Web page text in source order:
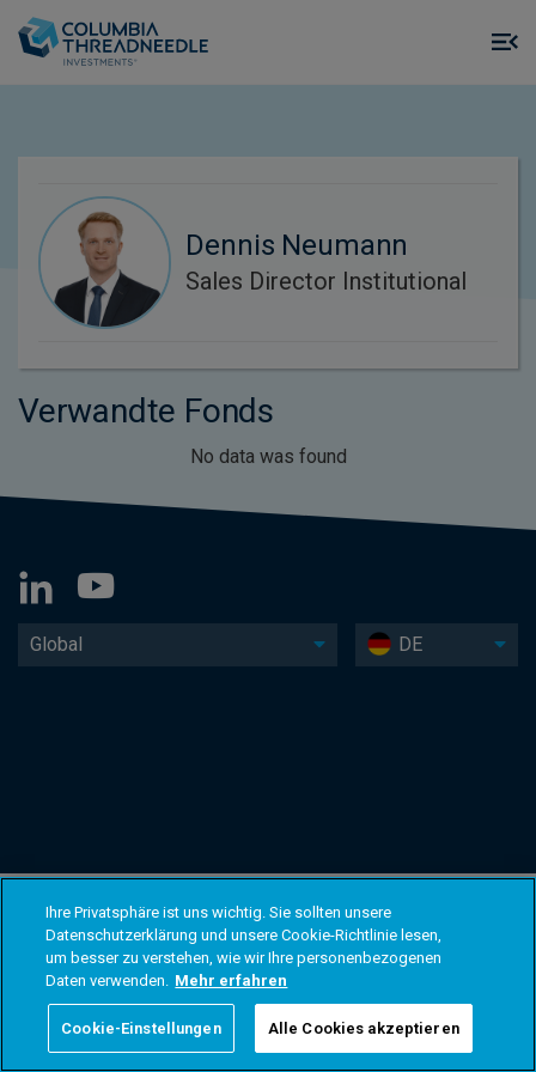
Dennis Neumann
Sales Director Institutional
Verwandte Fonds
No data was found
Global DE
Ihre Privatsphäre ist uns wichtig. Sie sollten unsere
Datenschutzerklärung und unsere Cookie-Richtlinie lesen,
um besser zu verstehen, wie wir Ihre personenbezogenen
Daten verwenden. Mehr erfahren
Cookie-Einstellungen Alle Cookies akzeptieren